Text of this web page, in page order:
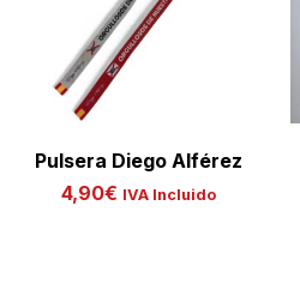
Pulsera Diego Alférez
4,90€ IVA Incluido